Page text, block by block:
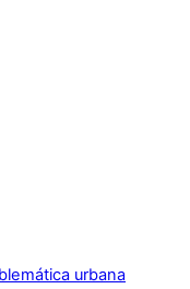
urbana